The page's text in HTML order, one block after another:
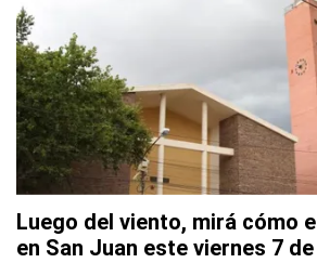
Luego del viento, mirá cómo
en San Juan este viernes 7